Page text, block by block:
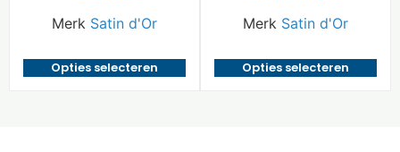
Merk Satin d'Or
Opties selecteren
Merk Satin d'Or
Opties selecteren